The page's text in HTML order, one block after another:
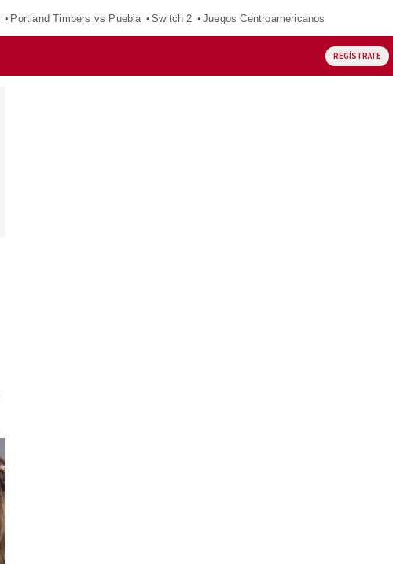
Portland Timbers vs Puebla Switch 2 Juegos Centroamericanos
REGÍSTRATE